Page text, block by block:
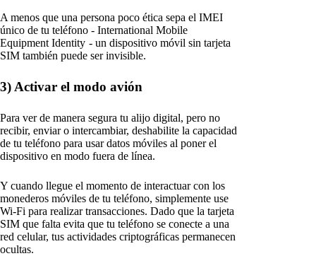
A menos que una persona poco ética sepa el IMEI
único de tu teléfono - International Mobile
Equipment Identity - un dispositivo móvil sin tarjeta
SIM también puede ser invisible.
3) Activar el modo avión
Para ver de manera segura tu alijo digital, pero no
recibir, enviar o intercambiar, deshabilite la capacidad
de tu teléfono para usar datos móviles al poner el
dispositivo en modo fuera de línea.
Y cuando llegue el momento de interactuar con los
monederos móviles de tu teléfono, simplemente use
Wi-Fi para realizar transacciones. Dado que la tarjeta
SIM que falta evita que tu teléfono se conecte a una
red celular, tus actividades criptográficas permanecen
ocultas.